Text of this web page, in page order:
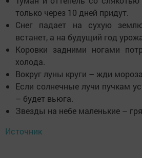
только через 10 дней придут.
Снег падает на сухую
встанет, а на будущий год
Коровки задними ногами
холода.
Вокруг луны круги – жди
Если солнечные лучи пучкам
– будет вьюга.
Звезды на небе маленькие –
Источник